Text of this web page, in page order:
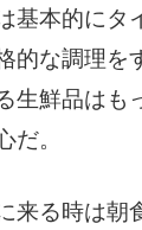
基本的にタ
的な調理を
生鮮品はも
だ。
来る時は朝